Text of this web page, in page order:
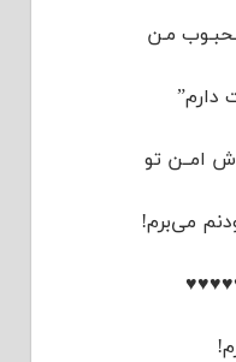
مـن
دارم”
امــن تو
می‌برم!